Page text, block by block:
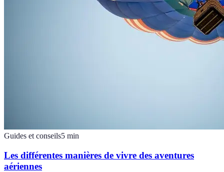
Guides et conseils5 min
Les différentes manières de vivre des aventures
aériennes